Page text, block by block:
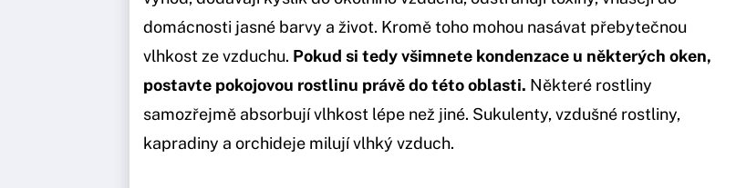
domácnosti jasné barvy a život. Kromě toho mohou nasávat přebytečnou
vlhkost ze vzduchu. Pokud si tedy všimnete kondenzace u některých oken,
postavte pokojovou rostlinu právě do této oblasti. Některé rostliny
samozřejmě absorbují vlhkost lépe než jiné. Sukulenty, vzdušné rostliny,
kapradiny a orchideje milují vlhký vzduch.